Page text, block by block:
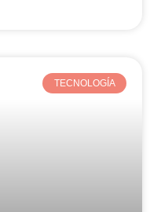
TECNOLOGÍA